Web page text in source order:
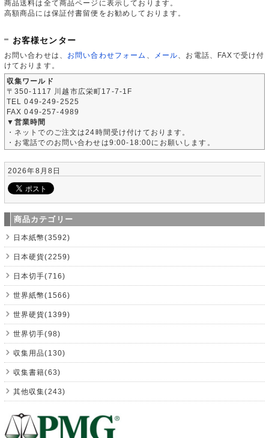
商品送料は全て商品ページに表示しております。
高額商品には保証付書留便をお勧めしております。
お客様センター
お問い合わせは、 お問い合わせフォーム メール 、お電話、FAXで受け付
けております。
収集ワールド
〒350-1117 川越市広栄町17-7-1F
TEL 049-249-2525
FAX 049-257-4989
▼営業時間
・ネットでのご注文は24時間受け付けております。
・お電話でのお問い合わせは9:00-18:00にお願いします。
2026年8月8日
商品カテゴリー
日本紙幣(3592)
日本硬貨(2259)
日本切手(716)
世界紙幣(1566)
世界硬貨(1399)
世界切手(98)
収集用品(130)
収集書籍(63)
其他収集(243)